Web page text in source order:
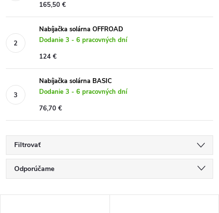
165,50 €
Nabíjačka solárna OFFROAD
Dodanie 3 - 6 pracovných dní
124 €
Nabíjačka solárna BASIC
Dodanie 3 - 6 pracovných dní
76,70 €
Filtrovať
R
a
Odporúčame